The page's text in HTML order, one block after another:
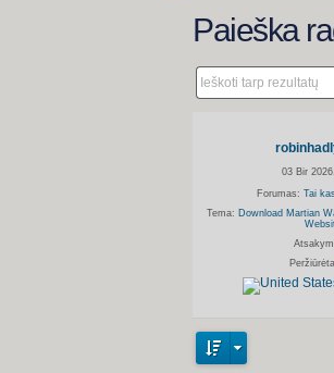
Paieška
03 Bir
Forumas: Tai
Tema: Download Martian